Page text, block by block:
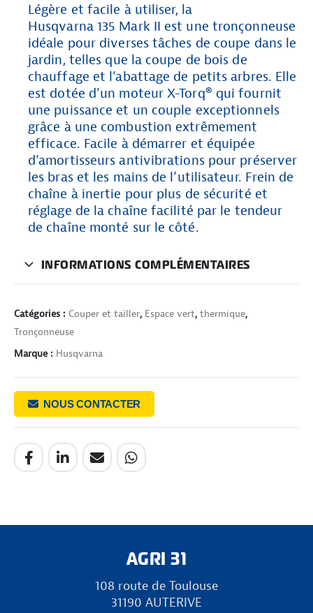
Légère et facile à utiliser, la
Husqvarna 135 Mark II est une tronçonneuse
idéale pour diverses tâches de coupe dans le
jardin, telles que la coupe de bois de
chauffage et l’abattage de petits arbres. Elle
est dotée d’un moteur X-Torq® qui fournit
une puissance et un couple exceptionnels
grâce à une combustion extrêmement
efficace. Facile à démarrer et équipée
d’amortisseurs antivibrations pour préserver
les bras et les mains de l’utilisateur. Frein de
chaîne à inertie pour plus de sécurité et
réglage de la chaîne facilité par le tendeur
de chaîne monté sur le côté.
INFORMATIONS COMPLÉMENTAIRES
Catégories : Couper et tailler, Espace vert, thermique,
Tronçonneuse
Marque : Husqvarna
NOUS CONTACTER
AGRI 31
108 route de Toulouse
31190 AUTERIVE